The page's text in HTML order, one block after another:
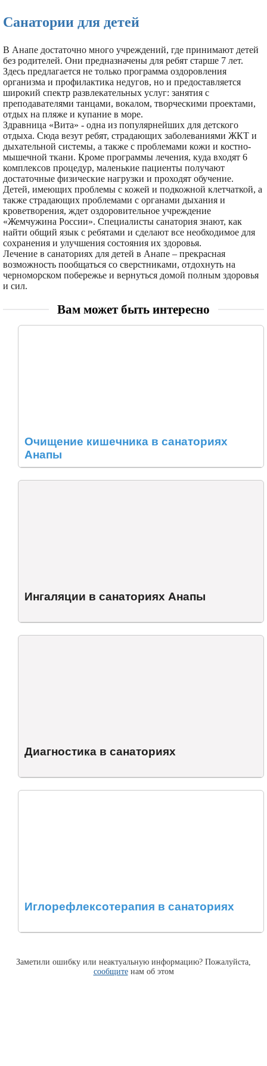
Санатории для детей
В Анапе достаточно много учреждений, где принимают детей
без родителей. Они предназначены для ребят старше 7 лет.
Здесь предлагается не только программа оздоровления
организма и профилактика недугов, но и предоставляется
широкий спектр развлекательных услуг: занятия с
преподавателями танцами, вокалом, творческими проектами,
отдых на пляже и купание в море.
Здравница «Вита» - одна из популярнейших для детского
отдыха. Сюда везут ребят, страдающих заболеваниями ЖКТ и
дыхательной системы, а также с проблемами кожи и костно-
мышечной ткани. Кроме программы лечения, куда входят 6
комплексов процедур, маленькие пациенты получают
достаточные физические нагрузки и проходят обучение.
Детей, имеющих проблемы с кожей и подкожной клетчаткой, а
также страдающих проблемами с органами дыхания и
кроветворения, ждет оздоровительное учреждение
«Жемчужина России». Специалисты санатория знают, как
найти общий язык с ребятами и сделают все необходимое для
сохранения и улучшения состояния их здоровья.
Лечение в санаториях для детей в Анапе – прекрасная
возможность пообщаться со сверстниками, отдохнуть на
черноморском побережье и вернуться домой полным здоровья
и сил.
Вам может быть интересно
Очищение кишечника в санаториях
Анапы
Ингаляции в санаториях Анапы
Диагностика в санаториях
Иглорефлексотерапия в санаториях
Заметили ошибку или неактуальную информацию? Пожалуйста,
сообщитенам об этом